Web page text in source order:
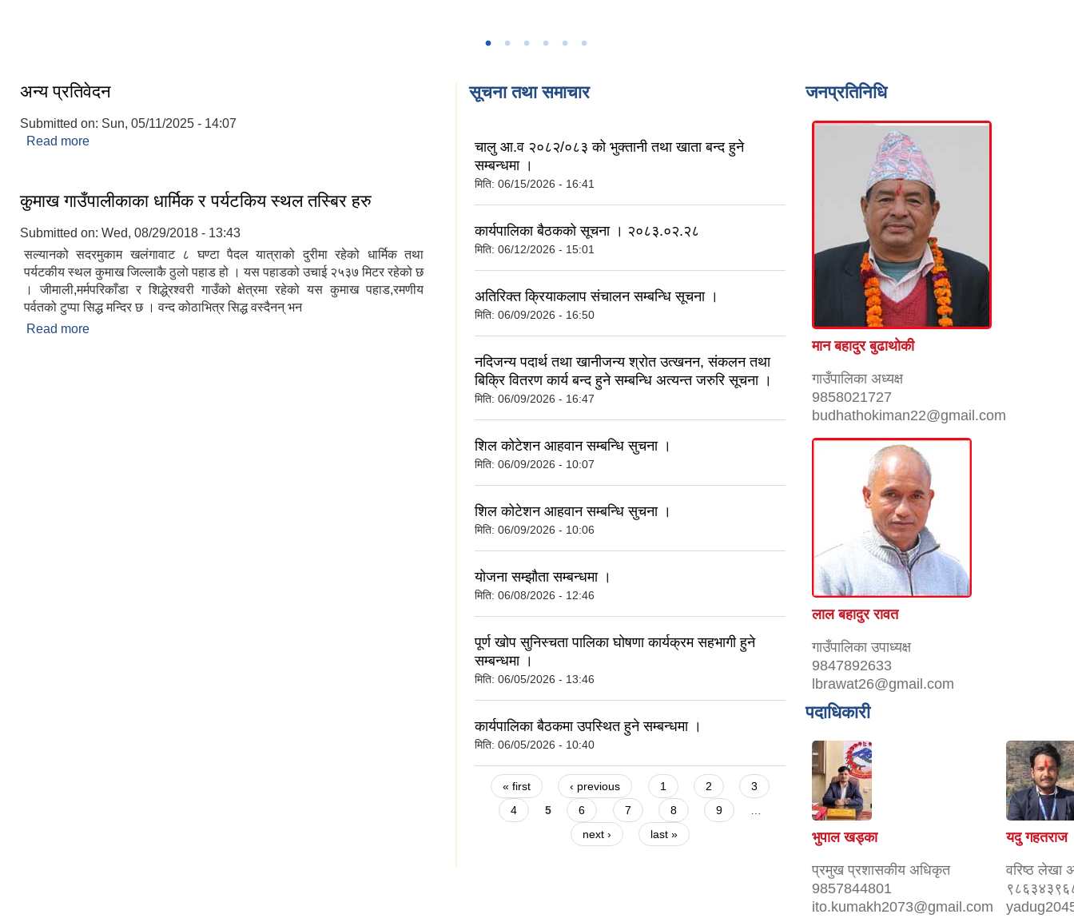
अन्य प्रतिवेदन
Submitted on: Sun, 05/11/2025 - 14:07
Read more
कुमाख गाउँपालीकाका धार्मिक र पर्यटकिय स्थल तस्बिर हरु
Submitted on: Wed, 08/29/2018 - 13:43
सल्यानको सदरमुकाम खलंगावाट ८ घण्टा पैदल यात्राको दुरीमा रहेको धार्मिक तथा
पर्यटकीय स्थल कुमाख जिल्लाकै ठुलाे पहाड हो । यस पहाडको उचाई २५३७ मिटर रहेको छ
। जीमाली,मर्मपरिकाँडा र शिद्धे्रश्वरी गाउँको क्षेत्रमा रहेको यस कुमाख पहाड,रमणीय
पर्वतको टुप्पा सिद्ध मन्दिर छ । वन्द कोठाभित्र सिद्ध वस्दैनन् भन
Read more
सूचना तथा समाचार
चालु आ.व २०८२/०८३ को भुक्तानी तथा खाता बन्द हुने
सम्बन्धमा ।
मिति: 06/15/2026 - 16:41
कार्यपालिका बैठकको सूचना । २०८३.०२.२८
मिति: 06/12/2026 - 15:01
अतिरिक्त क्रियाकलाप संचालन सम्बन्धि सूचना ।
मिति: 06/09/2026 - 16:50
नदिजन्य पदार्थ तथा खानीजन्य श्रोत उत्खनन, संकलन तथा
बिक्रि वितरण कार्य बन्द हुने सम्बन्धि अत्यन्त जरुरि सूचना ।
मिति: 06/09/2026 - 16:47
शिल कोटेशन आहवान सम्बन्धि सुचना ।
मिति: 06/09/2026 - 10:07
शिल कोटेशन आहवान सम्बन्धि सुचना ।
मिति: 06/09/2026 - 10:06
योजना सम्झौता सम्बन्धमा ।
मिति: 06/08/2026 - 12:46
पूर्ण खोप सुनिस्चता पालिका घोषणा कार्यक्रम सहभागी हुने
सम्बन्धमा ।
मिति: 06/05/2026 - 13:46
कार्यपालिका बैठकमा उपस्थित हुने सम्बन्धमा ।
मिति: 06/05/2026 - 10:40
Pages
« first ‹ previous 1 2
3
4
5 6 7 8 9
…
next ›
last »
जनप्रतिनिधि
मान बहादुर बुढाथाेकी
गाउँपालिका अध्यक्ष
9858021727
budhathokiman22@gmail.com
लाल बहादुर रावत
गाउँपालिका उपाध्यक्ष
9847892633
lbrawat26@gmail.com
पदाधिकारी
भुपाल खड्का
प्रमुख प्रशासकीय अधिकृत
9857844801
ito.kumakh2073@gmail.com
यदु गहतराज
वरिष्ठ लेखा